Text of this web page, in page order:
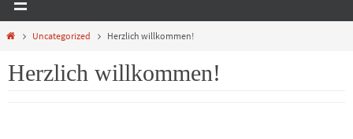
HomeUncategorized Herzlich willkommen!
Herzlich willkommen!